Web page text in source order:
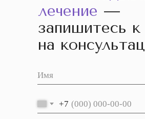
лечение —
запишитесь к
на
+7